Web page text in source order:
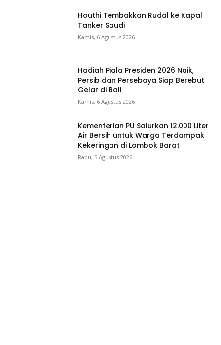
Houthi Tembakkan Rudal ke Kapal
Tanker Saudi
Kamis, 6 Agustus 2026
Hadiah Piala Presiden 2026 Naik,
Persib dan Persebaya Siap Berebut
Gelar di Bali
Kamis, 6 Agustus 2026
Kementerian PU Salurkan 12.000 Liter
Air Bersih untuk Warga Terdampak
Kekeringan di Lombok Barat
Rabu, 5 Agustus 2026